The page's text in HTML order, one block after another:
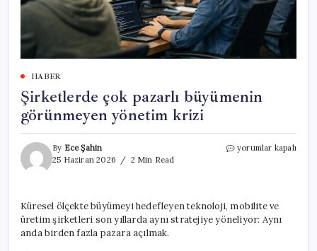
HABER
Şirketlerde çok pazarlı büyümenin
görünmeyen yönetim krizi
By Ece Şahin
25 Haziran 2026
2 Min Read
Şirketlerde
yönetim
krizi
yorumlar kapalı
Küresel ölçekte büyümeyi hedefleyen teknoloji, mobilite ve
üretim şirketleri son yıllarda aynı stratejiye yöneliyor: Aynı
anda birden fazla pazara açılmak.